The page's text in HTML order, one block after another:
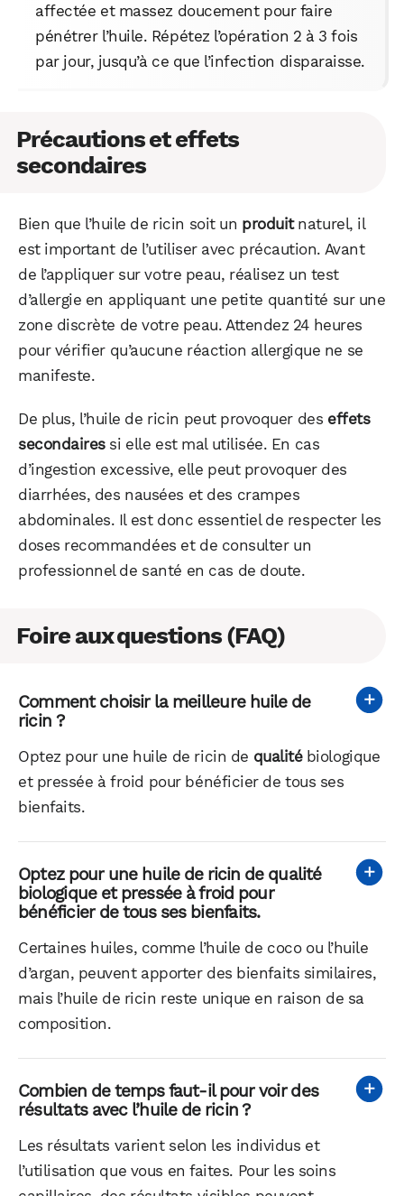
affectée et massez doucement pour faire
pénétrer l’huile. Répétez l’opération 2 à 3 fois
par jour, jusqu’à ce que l’infection disparaisse.
Précautions et effets
secondaires
Bien que l’huile de ricin soit un produitnaturel, il
est important de l’utiliser avec précaution. Avant
de l’appliquer sur votre peau, réalisez un test
d’allergie en appliquant une petite quantité sur une
zone discrète de votre peau. Attendez 24 heures
pour vérifier qu’aucune réaction allergique ne se
manifeste.
De plus, l’huile de ricin peut provoquer des effets
secondairessi elle est mal utilisée. En cas
d’ingestion excessive, elle peut provoquer des
diarrhées, des nausées et des crampes
abdominales. Il est donc essentiel de respecter les
doses recommandées et de consulter un
professionnel de santé en cas de doute.
Foire aux questions (FAQ)
Comment choisir la meilleure huile de
ricin ?
Optez pour une huile de ricin de qualitébiologique
et pressée à froid pour bénéficier de tous ses
bienfaits.
Optez pour une huile de ricin de qualité
biologique et pressée à froid pour
bénéficier de tous ses bienfaits.
Certaines huiles, comme l’huile de coco ou l’huile
d’argan, peuvent apporter des bienfaits similaires,
mais l’huile de ricin reste unique en raison de sa
composition.
Combien de temps faut-il pour voir des
résultats avec l’huile de ricin ?
Les résultats varient selon les individus et
l’utilisation que vous en faites. Pour les soins